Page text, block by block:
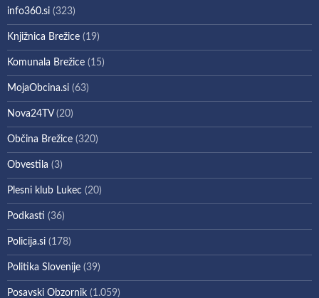
info360.si (323)
Knjižnica Brežice (19)
Komunala Brežice (15)
MojaObcina.si (63)
Nova24TV(20)
Občina Brežice (320)
Obvestila (3)
Plesni klub Lukec (20)
Podkasti (36)
Policija.si (178)
Politika Slovenije (39)
Posavski Obzornik (1.059)